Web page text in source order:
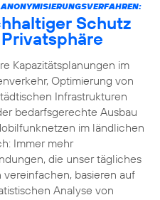
Schutz
Kapazitätsplanungen im
Optimierung von
Infrastrukturen
bedarfsgerechte Ausbau
im ländlichen
Immer mehr
die unser tägliches
vereinfachen, basieren auf
Analyse von